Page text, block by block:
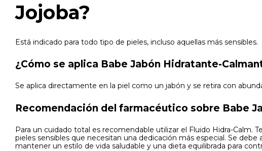
Jojoba?
Está indicado para todo tipo de pieles, incluso aquellas más sensibles.
¿Cómo se aplica Babe Jabón Hidratante-
Se aplica directamente en la piel como un jabón y se retira con
Recomendación del farmacéutico sobre Babe
Para un cuidado total es recomendable utilizar el Fluido Hidra-Calm.
pieles sensibles que necesitan una dedicación más especial. Se
mantener un estilo de vida saludable y una dieta equilibrada para